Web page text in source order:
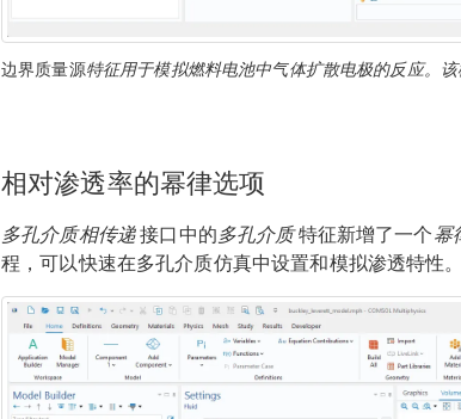
边界质量源特征用于模拟燃料电池中气体扩散电极的反应。
相对渗透率的幂律选项
多孔介质相传递接口中的多孔介质特征新增了一个幂
程，可以快速在多孔介质仿真中设置和模拟渗透特性。